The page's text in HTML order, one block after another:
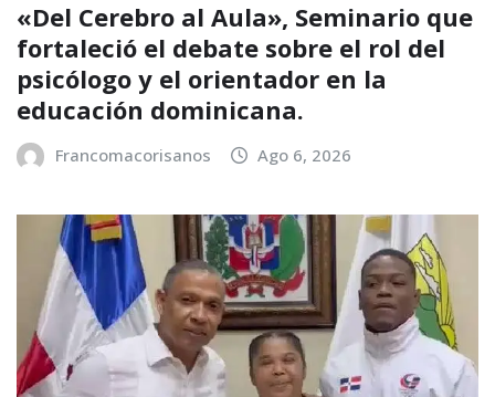
«Del Cerebro al Aula», Seminario que
fortaleció el debate sobre el rol del
psicólogo y el orientador en la
educación dominicana.
Francomacorisanos Ago 6, 2026